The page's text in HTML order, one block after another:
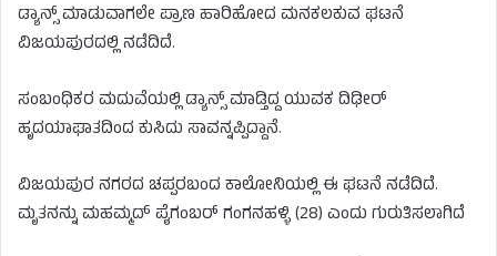
ಡ್ಯಾನ್ಸ್ ಮಾಡುವಾಗಲೇ ಪ್ರಾಣ ಹಾರಿಹೋದ ಮನಕಲಕುವ ಘಟನೆ
ವಿಜಯಪುರದಲ್ಲಿ ನಡೆದಿದೆ.
ಸಂಬಂಧಿಕರ ಮದುವೆಯಲ್ಲಿ ಡ್ಯಾನ್ಸ್ ಮಾಡ್ತಿದ್ದ ಯುವಕ ದಿಢೀರ್
ಹೃದಯಾಘಾತದಿಂದ ಕುಸಿದು ಸಾವನ್ನಪ್ಪಿದ್ದಾನೆ.
ವಿಜಯಪುರ ನಗರದ ಚಪ್ಪರಬಂದ ಕಾಲೋನಿಯಲ್ಲಿ ಈ ಘಟನೆ ನಡೆದಿದೆ.
ಮೃತನನ್ನು ಮಹಮ್ಮದ್ ಪೈಗಂಬರ್ ಗಂಗನಹಳ್ಳಿ (28) ಎಂದು ಗುರುತಿಸಲಾಗಿದೆ